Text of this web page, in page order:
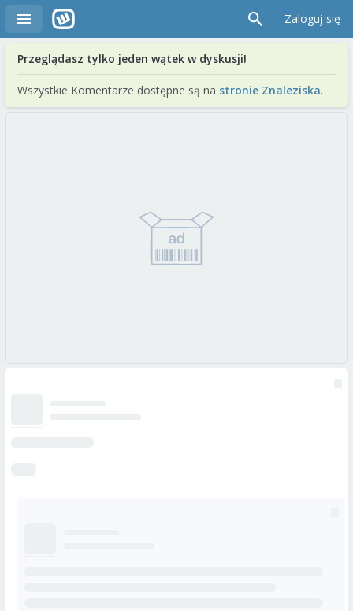
Zaloguj się
Przeglądasz tylko jeden wątek w dyskusji!
Wszystkie Komentarze dostępne są na stronie Znaleziska.